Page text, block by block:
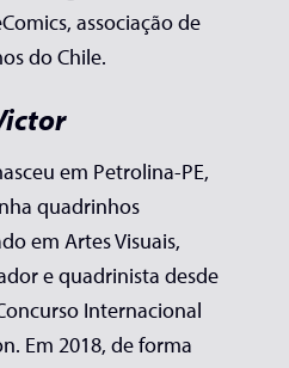
associação de
do Chile.
em Petrolina-PE,
quadrinhos
em Artes Visuais,
e quadrinista desde
Internacional
Em 2018, de forma